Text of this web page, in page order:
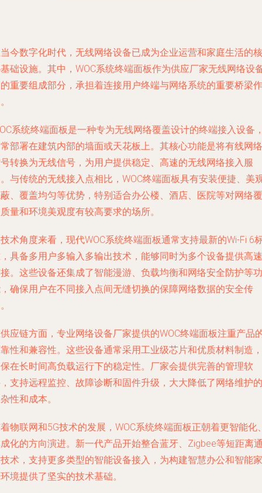
今数字化时代，无线网络设备已成为企业运营和家庭生活的核
础设施。其中，WOC系统终端面板作为供应厂家无线网络设
重要组成部分，承担着连接用户终端与网络系统的重要桥梁作
系统终端面板是一种专为无线网络覆盖设计的终端接入设备
部署在建筑内部的墙面或天花板上。其核心功能是将有线网络
转换为无线信号，为用户提供稳定、高速的无线网络接入服
与传统的无线接入点相比，WOC终端面板具有安装便捷、美
、覆盖均匀等优势，特别适合办公楼、酒店、医院等对网络覆
量和环境美观度有较高要求的场所。
术角度来看，现代WOC系统终端面板通常支持最新的Wi-Fi 6
具备多用户多输入多输出技术，能够同时为多个设备提供高速
。这些设备还集成了智能漫游、负载均衡和网络安全防护等功
确保用户在不同接入点间无缝切换的保障网络数据的安全传
应链方面，专业网络设备厂家提供的WOC终端面板注重产品
性和兼容性。这些设备通常采用工业级芯片和优质材料制造，
在长时间高负载运行下的稳定性。厂家会提供完善的管理软
支持远程监控、故障诊断和固件升级，大大降低了网络维护的
性和成本。
物联网和5G技术的发展，WOC系统终端面板正朝着更智能化
化的方向演进。新一代产品开始整合蓝牙、Zigbee等短距离
术，支持更多类型的智能设备接入，为构建智慧办公和智能家
境提供了坚实的技术基础。